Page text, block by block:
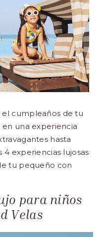
el cumpleaños de tu
una experiencia
hasta
4 experiencias lujosas
tu pequeño con
para niños
Velas